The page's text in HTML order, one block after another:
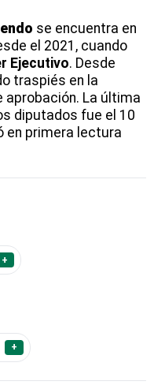
se encuentra en
el 2021, cuando
Ejecutivo. Desde
traspiés en la
aprobación. La última
diputados fue el 10
en primera lectura
+
+